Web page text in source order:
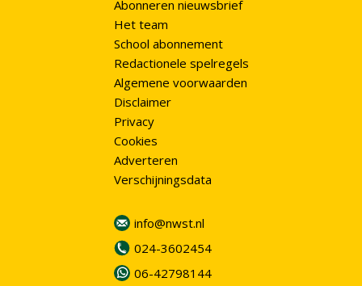
Abonneren nieuwsbrief
Het team
School abonnement
Redactionele spelregels
Algemene voorwaarden
Disclaimer
Privacy
Cookies
Adverteren
Verschijningsdata
info@nwst.nl
024-3602454
06-42798144